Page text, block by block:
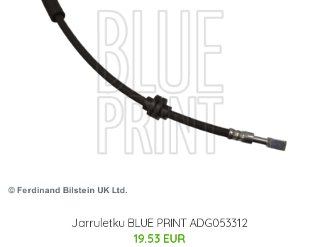
Jarruletku BLUE PRINT ADG053312
19.53 EUR